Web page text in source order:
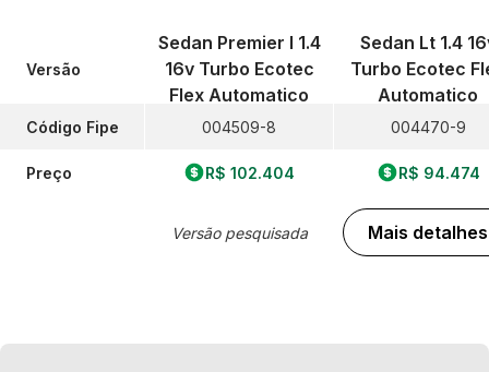
Versão
Código Fipe
Preço
Sedan Premier I 1.4
16v Turbo Ecotec
Flex Automatico
004509-8
R$ 102.404
Versão pesquisada
Sedan Lt 1.4
Turbo Ecotec
Automatico
004470-9
R$ 94.474
Mais detalhes